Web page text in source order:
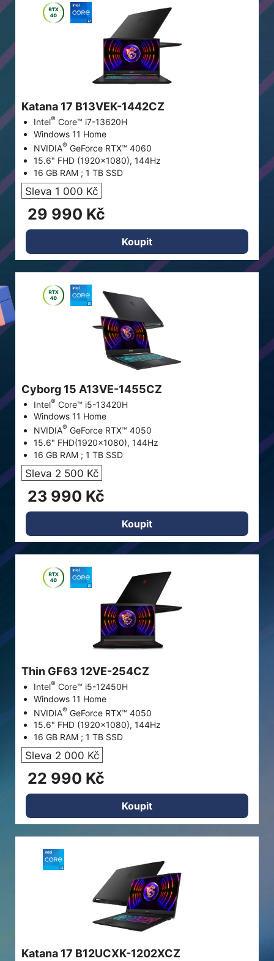
Katana 17 B13VEK-1442CZ
Intel® Core™ i7-13620H
Windows 11 Home
NVIDIA® GeForce RTX™ 4060
15.6" FHD (1920x1080), 144Hz
16 GB RAM ; 1 TB SSD
Sleva 1 000 Kč
29 990 Kč
Koupit
Cyborg 15 A13VE-1455CZ
Intel® Core™ i5-13420H
Windows 11 Home
NVIDIA® GeForce RTX™ 4050
15.6" FHD(1920x1080), 144Hz
16 GB RAM ; 1 TB SSD
Sleva 2 500 Kč
23 990 Kč
Koupit
Thin GF63 12VE-254CZ
Intel® Core™ i5-12450H
Windows 11 Home
NVIDIA® GeForce RTX™ 4050
15.6" FHD (1920x1080), 144Hz
16 GB RAM ; 1 TB SSD
Sleva 2 000 Kč
22 990 Kč
Koupit
Katana 17 B12UCXK-1202XCZ